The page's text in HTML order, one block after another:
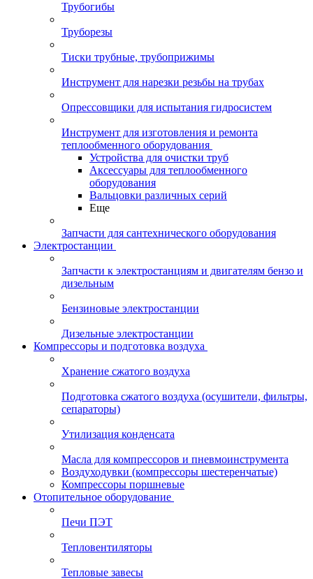
Трубогибы
Труборезы
Тиски трубные, трубоприжимы
Инструмент для нарезки резьбы на трубах
Опрессовщики для испытания гидросистем
Инструмент для изготовления и ремонта
теплообменного оборудования
Устройства для очистки труб
Аксессуары для теплообменного
оборудования
Вальцовки различных серий
Еще
Запчасти для сантехнического оборудования
Электростанции
Запчасти к электростанциям и двигателям бензо и
дизельным
Бензиновые электростанции
Дизельные электростанции
Компрессоры и подготовка воздуха
Хранение сжатого воздуха
Подготовка сжатого воздуха (осушители, фильтры,
сепараторы)
Утилизация конденсата
Масла для компрессоров и пневмоинструмента
Воздуходувки (компрессоры шестеренчатые)
Компрессоры поршневые
Отопительное оборудование
Печи ПЭТ
Тепловентиляторы
Тепловые завесы